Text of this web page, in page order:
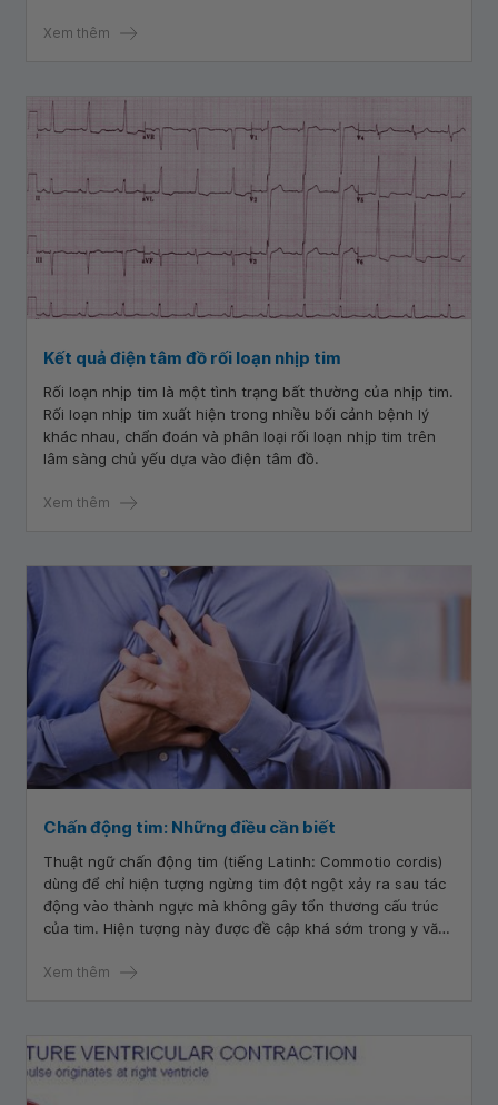
Xem thêm
Kết quả điện tâm đồ rối loạn nhịp tim
Rối loạn nhịp tim là một tình trạng bất thường của nhịp tim.
Rối loạn nhịp tim xuất hiện trong nhiều bối cảnh bệnh lý
khác nhau, chẩn đoán và phân loại rối loạn nhịp tim trên
lâm sàng chủ yếu dựa vào điện tâm đồ.
Xem thêm
Chấn động tim: Những điều cần biết
Thuật ngữ chấn động tim (tiếng Latinh: Commotio cordis)
dùng để chỉ hiện tượng ngừng tim đột ngột xảy ra sau tác
động vào thành ngực mà không gây tổn thương cấu trúc
của tim. Hiện tượng này được đề cập khá sớm trong y văn
khỏe mạnh bỗng bị đột tử sau 1 va chạm trong khi thi đấu.
Xem thêm